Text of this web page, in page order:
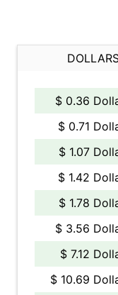
$ 0.36
$ 0.71
$ 1.07
$ 1.42
$ 1.78
$ 3.56
$ 7.12
$ 10.69